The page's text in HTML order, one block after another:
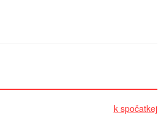
k spočatkej